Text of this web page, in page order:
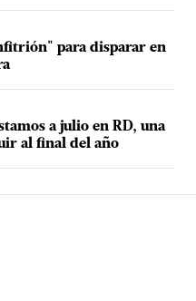
para disparar en
a julio en RD, una
al final del año